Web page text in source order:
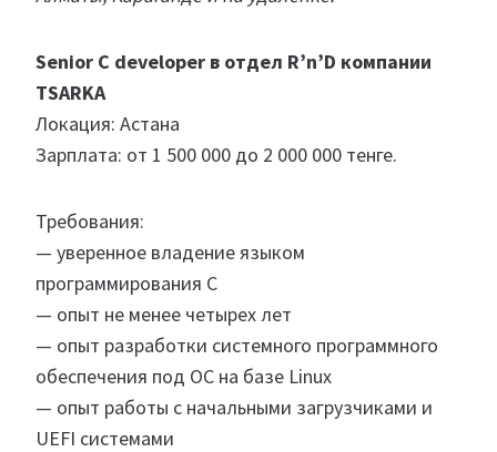
Senior С developer в отдел R’n’D компании
TSARKA
Локация: Астана
Зарплата: от 1 500 000 до 2 000 000 тенге.
Требования:
— уверенное владение языком
программирования С
— опыт не менее четырех лет
— опыт разработки системного программного
обеспечения под ОС на базе Linux
— опыт работы с начальными загрузчиками и
UEFI системами